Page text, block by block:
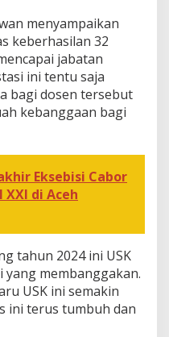
menyampaikan
keberhasilan 32
jabatan
ini tentu saja
bagi dosen tersebut
kebanggaan bagi
Eksebisi Cabor
XXI di Aceh
tahun 2024 ini USK
membanggakan.
USK ini semakin
ini terus tumbuh dan